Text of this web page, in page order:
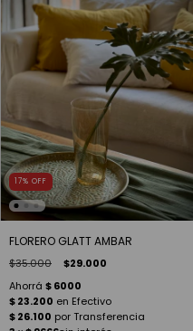
17% OFF
FLORERO GLATT AMBAR
$35.000 $29.000